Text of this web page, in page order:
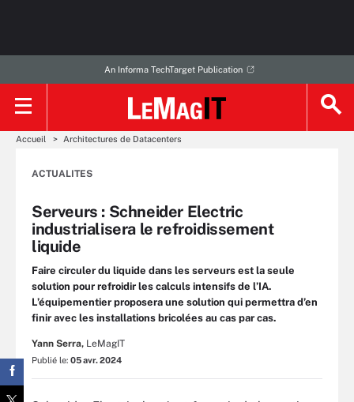
An Informa TechTarget Publication
Accueil Architectures de Datacenters
ACTUALITES
Serveurs : Schneider Electric
industrialisera le refroidissement
liquide
Faire circuler du liquide dans les serveurs est la seule
solution pour refroidir les calculs intensifs de l’IA.
L’équipementier proposera une solution qui permettra d’en
finir avec les installations bricolées au cas par cas.
Yann Serra, LeMagIT
Publié le: 05 avr. 2024